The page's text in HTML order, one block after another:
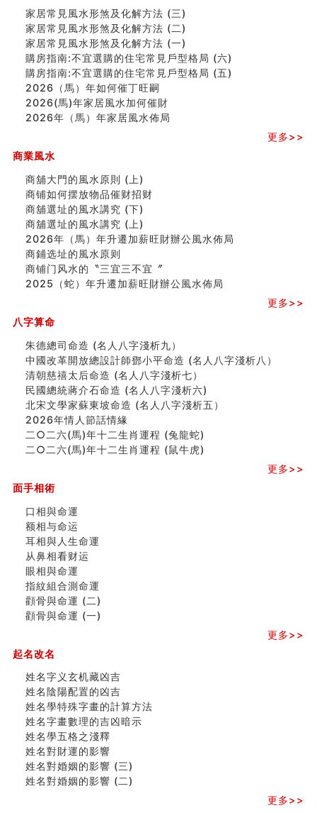
测字（实例解释）
精选1000个五行属火的字
玄空本义(七)
刘燮鈞讲人相 手纹与命运(二)
商铺如何摆放物品催财招财
极其旺夫的女人面相
家居常見風水形煞及化解方法 (二)
居家風水懶人包！房子煞氣怎麼看？風水禁忌有哪些？有
這樣風水的房子別�
玄空本义(六)
风水先生林琅仙的传说
从痣看相
姓名陰陽配置的凶吉
六爻測住宅風水 (四)
玄空本义 (五)
财务办公室风水布局
精选1500个五行属木的字
玄空本义 (四)
六爻算卦：我俩之间是否还命中有未尽的缘分？
清朝慈禧太后命造 (名人八字淺析七）
玄空本义 (三)
飞灵山传说故事
命理解说：想请问什么时候能够遇到姻缘结婚？
商舖選址的風水講究 (下)
吉凶神跳上大运时的断法【四柱技巧】
家居常見風水形煞及化解方法 (一)
刘燮鈞讲人相 手纹与命运(一)
大門風水五大禁忌！大門風水擺設？門中門風水解方？
寓意好的五行属水的汉字有哪些？五行属水的汉字大全
玄空本义 (一)
＂天下第一关＂的由来
无名指长的人有艺术天赋？手指长短能看出什么？
六爻測住宅風水 (三)
別再一知半解！正解住宅風水十大禁忌
《盲派命理》 ( 十六）
姓名學特殊字畫的計算方法
八字天干合化详解
六爻空亡有哪些种类分类？空而有用和空而无用什么意
八字铁口直断经验总结五十条
《高岛易断》(四)
民間風水知識九十四條
马斯克八字分析
饭店餐馆风水布局知识
六爻占卜中如何预测官运、事业运？
《高岛易断》(三)
家居常見風水形煞及化解方法 (三)
家居常見風水形煞及化解方法 (二)
家居常見風水形煞及化解方法 (一)
購房指南:不宜選購的住宅常見戶型格局 (六)
購房指南:不宜選購的住宅常見戶型格局 (五)
2026（馬）年如何催丁旺嗣
2026(馬)年家居風水加何催財
2026年（馬）年家居風水佈局
更多>>
商業風水
商舖大門的風水原則 (上)
商铺如何摆放物品催财招财
商舖選址的風水講究 (下)
商舖選址的風水講究 (上)
2026年（馬）年升遷加薪旺財辦公風水佈局
商鋪选址的風水原则
商铺门风水的〝三宜三不宜〞
2025（蛇）年升遷加薪旺財辦公風水佈局
更多>>
八字算命
朱德總司命造 (名⼈⼋字淺析九）
中國改革開放總設計師鄧小平命造 (名人八字淺析八）
清朝慈禧太后命造 (名人八字淺析七）
民國總統蔣介石命造 (名人八字淺析六)
北宋文學家蘇東坡命造 (名人八字淺析五）
2026年情人節話情緣
二○二六(馬)年十二生肖運程 (兔龍蛇)
二○二六(馬)年十二生肖運程 (鼠牛虎)
更多>>
面手相術
口相與命運
额相与命运
耳相與人生命運
从鼻相看财运
眼相與命運
指紋組合測命運
顴骨與命運 (二)
顴骨與命運 (一)
更多>>
起名改名
姓名字义玄机藏凶吉
姓名陰陽配置的凶吉
姓名學特殊字畫的計算方法
姓名字畫數理的吉凶暗示
姓名學五格之淺釋
姓名對財運的影響
姓名對婚姻的影響 (三)
姓名對婚姻的影響 (二)
更多>>